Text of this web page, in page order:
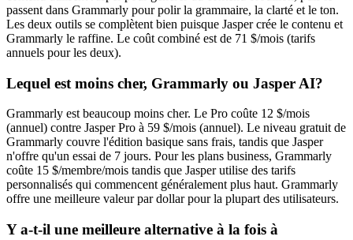
passent dans Grammarly pour polir la grammaire, la clarté et le ton.
Les deux outils se complètent bien puisque Jasper crée le contenu et
Grammarly le raffine. Le coût combiné est de 71 $/mois (tarifs
annuels pour les deux).
Lequel est moins cher, Grammarly ou Jasper AI?
Grammarly est beaucoup moins cher. Le Pro coûte 12 $/mois
(annuel) contre Jasper Pro à 59 $/mois (annuel). Le niveau gratuit de
Grammarly couvre l'édition basique sans frais, tandis que Jasper
n'offre qu'un essai de 7 jours. Pour les plans business, Grammarly
coûte 15 $/membre/mois tandis que Jasper utilise des tarifs
personnalisés qui commencent généralement plus haut. Grammarly
offre une meilleure valeur par dollar pour la plupart des utilisateurs.
Y a-t-il une meilleure alternative à la fois à